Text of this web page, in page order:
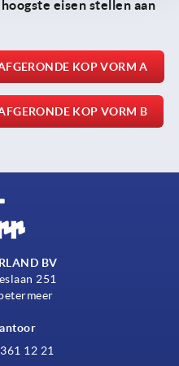
eisen stellen aan
KOP VORM A
KOP VORM B
BV
251
12 21